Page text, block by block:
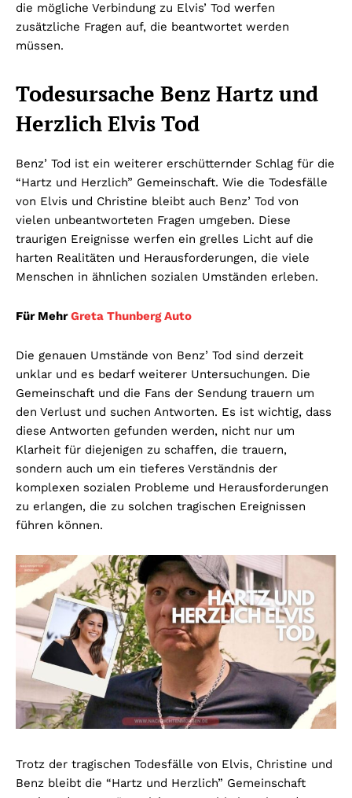
die mögliche Verbindung zu Elvis’ Tod werfen
zusätzliche Fragen auf, die beantwortet werden
müssen.
Todesursache Benz Hartz und
Herzlich Elvis Tod
Benz’ Tod ist ein weiterer erschütternder Schlag für die
“Hartz und Herzlich” Gemeinschaft. Wie die Todesfälle
von Elvis und Christine bleibt auch Benz’ Tod von
vielen unbeantworteten Fragen umgeben. Diese
traurigen Ereignisse werfen ein grelles Licht auf die
harten Realitäten und Herausforderungen, die viele
Menschen in ähnlichen sozialen Umständen erleben.
Für MehrGreta Thunberg Auto
Die genauen Umstände von Benz’ Tod sind derzeit
unklar und es bedarf weiterer Untersuchungen. Die
Gemeinschaft und die Fans der Sendung trauern um
den Verlust und suchen Antworten. Es ist wichtig, dass
diese Antworten gefunden werden, nicht nur um
Klarheit für diejenigen zu schaffen, die trauern,
sondern auch um ein tieferes Verständnis der
komplexen sozialen Probleme und Herausforderungen
zu erlangen, die zu solchen tragischen Ereignissen
führen können.
Trotz der tragischen Todesfälle von Elvis, Christine und
Benz bleibt die “Hartz und Herzlich” Gemeinschaft